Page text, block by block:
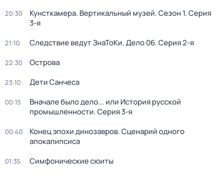
20:30 Кунсткамера. Вертикальный музей. Сезон 1. Серия
3-я
21:10 Следствие ведут ЗнаТоКи. Дело 06. Серия 2-я
22:30 Острова
23:10 Дети Санчеса
00:15
Вначале было дело... или История русской
промышленности. Серия 3-я
00:40
Конец эпохи динозавров. Сценарий одного
апокалипсиса
01:35 Симфонические сюиты